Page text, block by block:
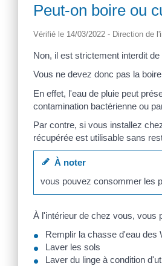
Peut-on boire ou
Vérifié le 14/03/2022 - Direction de
Non, il est strictement interdit
Vous ne devez donc pas la
En effet, l'eau de pluie peut
contamination bactérienne ou
Par contre, si vous installez
récupérée est utilisable sans
À noter
vous pouvez consommer les
À l'intérieur de chez vous, vous
Remplir la chasse d'eau des
Laver les sols
Laver du linge à condition